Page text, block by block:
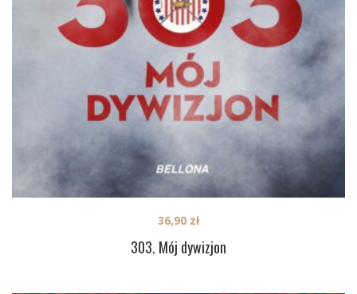
303. Mój dywizjon
36,90 zł